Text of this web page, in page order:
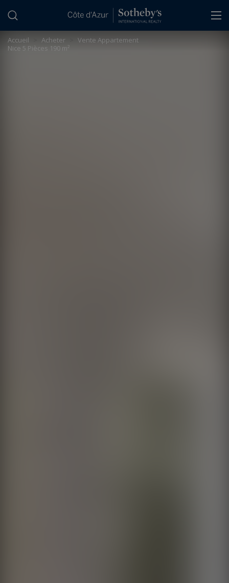
Accueil Acheter
Vente Appartement
Nice 5 Pièces 190 m²